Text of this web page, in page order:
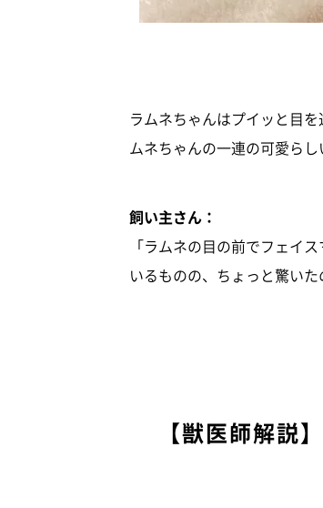
ラムネちゃんはプイッと目を
ムネちゃんの一連の可愛ら
飼い主さん：
「ラムネの目の前でフェイ
いるものの、ちょっと驚いた
【獣医師解説